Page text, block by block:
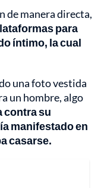
de manera directa,
para
íntimo, la cual
una foto vestida
un hombre, algo
contra su
manifestado en
casarse.